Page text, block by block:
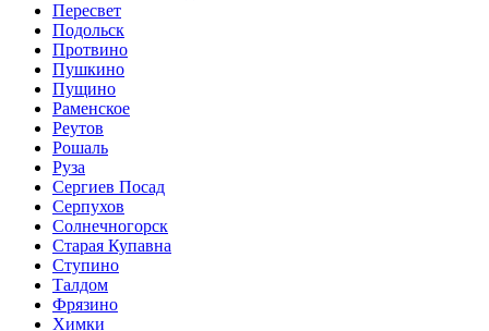
Пересвет
Подольск
Протвино
Пушкино
Пущино
Раменское
Реутов
Рошаль
Руза
Сергиев Посад
Серпухов
Солнечногорск
Старая Купавна
Ступино
Талдом
Фрязино
Химки